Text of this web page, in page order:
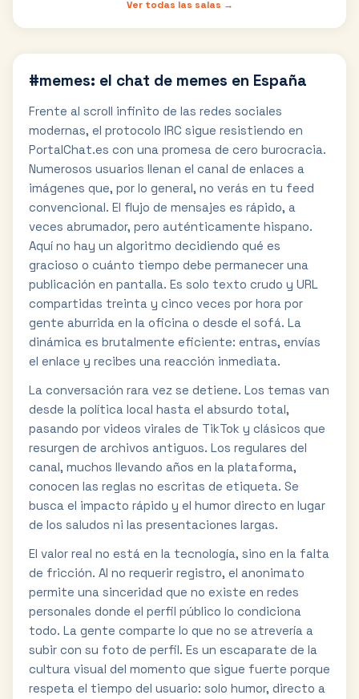
Ver todas las salas →
#memes: el chat de memes en España
Frente al scroll infinito de las redes sociales
modernas, el protocolo IRC sigue resistiendo en
PortalChat.es con una promesa de cero burocracia.
Numerosos usuarios llenan el canal de enlaces a
imágenes que, por lo general, no verás en tu feed
convencional. El flujo de mensajes es rápido, a
veces abrumador, pero auténticamente hispano.
Aquí no hay un algoritmo decidiendo qué es
gracioso o cuánto tiempo debe permanecer una
publicación en pantalla. Es solo texto crudo y URL
compartidas treinta y cinco veces por hora por
gente aburrida en la oficina o desde el sofá. La
dinámica es brutalmente eficiente: entras, envías
el enlace y recibes una reacción inmediata.
La conversación rara vez se detiene. Los temas van
desde la política local hasta el absurdo total,
pasando por videos virales de TikTok y clásicos que
resurgen de archivos antiguos. Los regulares del
canal, muchos llevando años en la plataforma,
conocen las reglas no escritas de etiqueta. Se
busca el impacto rápido y el humor directo en lugar
de los saludos ni las presentaciones largas.
El valor real no está en la tecnología, sino en la falta
de fricción. Al no requerir registro, el anonimato
permite una sinceridad que no existe en redes
personales donde el perfil público lo condiciona
todo. La gente comparte lo que no se atrevería a
subir con su foto de perfil. Es un escaparate de la
cultura visual del momento que sigue fuerte porque
respeta el tiempo del usuario: solo humor, directo a